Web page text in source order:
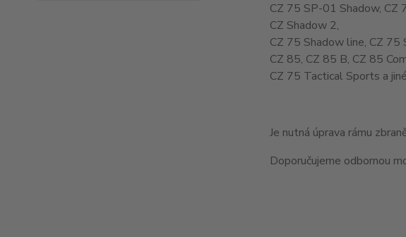
CZ 75 SP-01 Shadow, CZ
CZ Shadow 2,
CZ 75 Shadow line, CZ 75
CZ 85, CZ 85 B, CZ 85
CZ 75 Tactical Sports a
Je nutná úprava rámu
Doporučujeme odbornou